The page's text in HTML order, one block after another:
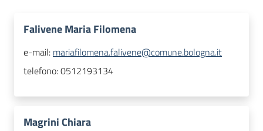
Falivene Maria Filomena
e-mail: mariafilomena.falivene@comune.bologna.it
telefono:0512193134
Magrini Chiara